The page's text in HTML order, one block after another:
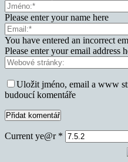
Please enter your name here
You have entered an incorrect
Please enter your email address
Uložit jméno, email a www
budoucí komentáře
Current ye@r *